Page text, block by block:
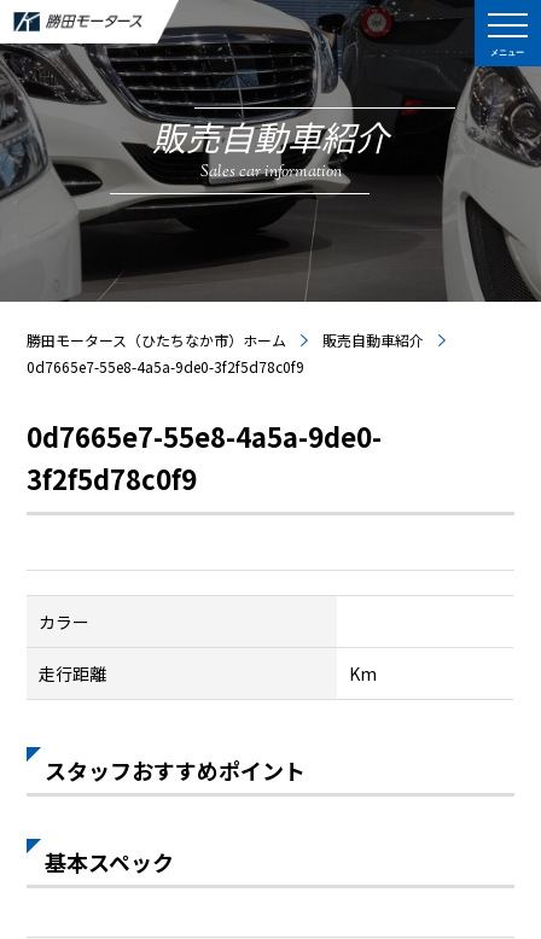
メニュー
販売自動車紹介
Sales car information
勝田モータース（ひたちなか市）ホーム
販売自動車紹介
0d7665e7-55e8-4a5a-9de0-3f2f5d78c0f9
0d7665e7-55e8-4a5a-9de0-
3f2f5d78c0f9
カラー
走行距離 Km
スタッフおすすめポイント
基本スペック